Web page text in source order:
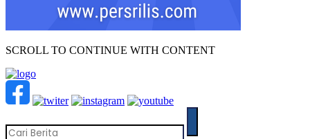
SCROLL TO CONTINUE WITH CONTENT